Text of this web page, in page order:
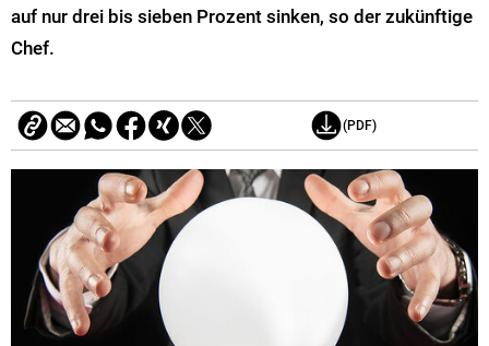
auf nur drei bis sieben Prozent sinken, so der zukünftige
Chef.
(PDF)